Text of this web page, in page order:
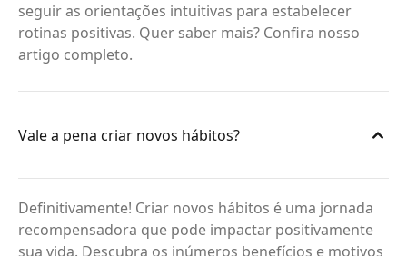
seguir as orientações intuitivas para estabelecer
rotinas positivas. Quer saber mais? Confira nosso
artigo completo.
Vale a pena criar novos hábitos?
Definitivamente! Criar novos hábitos é uma jornada
recompensadora que pode impactar positivamente
sua vida. Descubra os inúmeros benefícios e motivos